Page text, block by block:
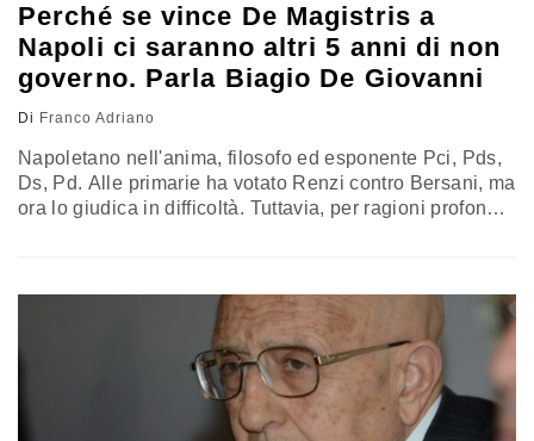
Perché se vince De Magistris a
Napoli ci saranno altri 5 anni di non
governo. Parla Biagio De Giovanni
Di Franco Adriano
Napoletano nell'anima, filosofo ed esponente Pci, Pds,
Ds, Pd. Alle primarie ha votato Renzi contro Bersani, ma
ora lo giudica in difficoltà. Tuttavia, per ragioni profonde,
"seduce la città lazzaresca". Che vuole…